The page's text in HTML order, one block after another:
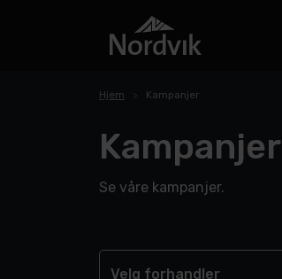
Hjem Kampanjer
Kampanjer
Se våre kampanjer.